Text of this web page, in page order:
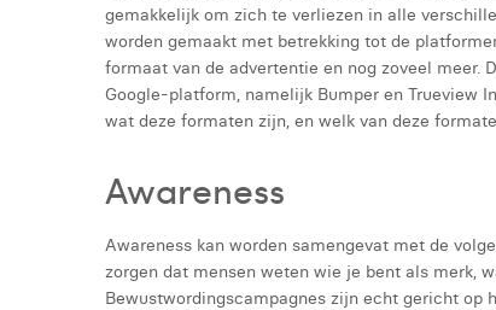
gemakkelijk om zich te verliezen in alle
worden gemaakt met betrekking tot de
formaat van de advertentie en nog zoveel
Google-platform, namelijk Bumper en Trueview
wat deze formaten zijn, en welk van deze
Awareness
Awareness kan worden samengevat met de
zorgen dat mensen weten wie je bent als merk,
Bewustwordingscampagnes zijn echt gericht op